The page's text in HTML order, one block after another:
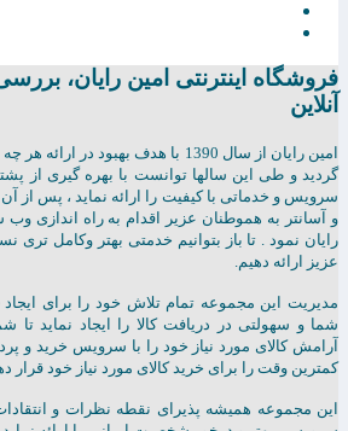
فروشگاه اینترنتی امين رايان،
آنلاین
امين رايان از سال 1390 با هدف بهبود در
گردید و طی این سالها توانست با بهره گیری از
سرویس و خدماتی با کیفیت را ارائه نماید ، پس از آن
و آسانتر به هموطنان عزیر اقدام به راه اندازی
رایان نمود . تا باز بتوانیم خدمتی بهتر وکامل
عزیز ارائه دهیم.
مدیریت این مجموعه تمام تلاش خود را برای ایجاد
شما و سهولتی در دریافت کالا را ایجاد نماید تا
آرامش کالای مورد نیاز خود را با سرویس خرید و
کمترین وقت را برای خرید کالای مورد نیاز خود قرار
این مجموعه همیشه پذیرای نقطه نظرات و